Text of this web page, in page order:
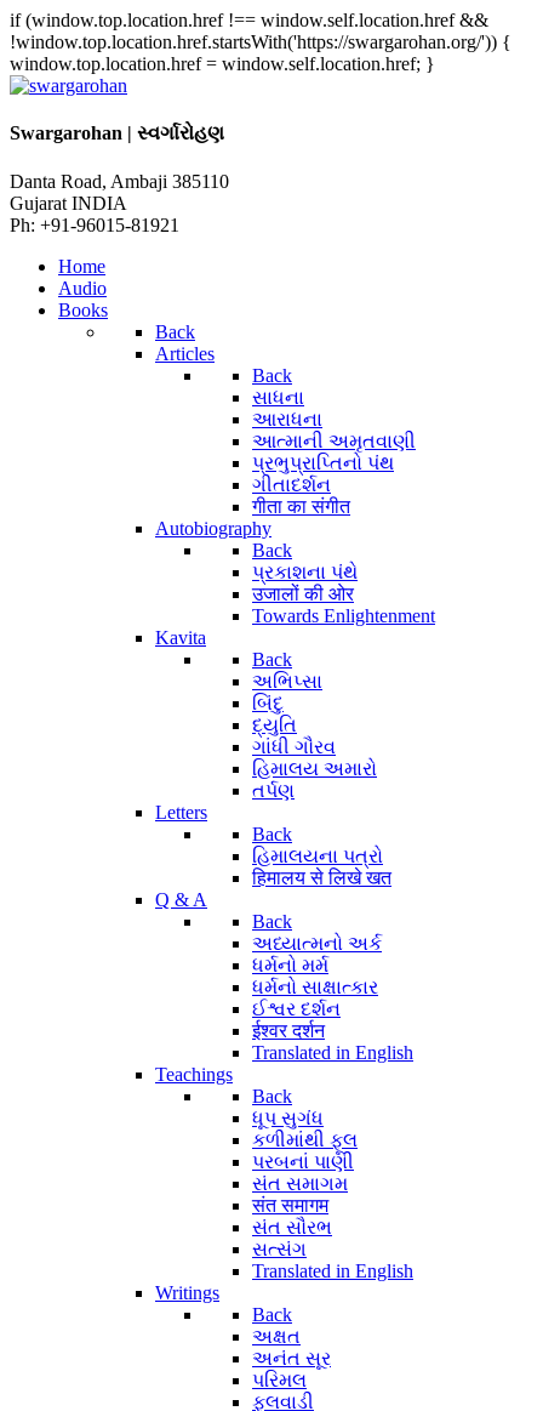
if (window.top.location.href !== window.self.location.href &&
!window.top.location.href.startsWith('https://swargarohan.org/')) {
window.top.location.href = window.self.location.href; }
Swargarohan | સ્વર્ગારોહણ
Danta Road, Ambaji 385110
Gujarat INDIA
Ph: +91-96015-81921
Home
Audio
Books
Back
Articles
Back
સાધના
આરાધના
આત્માની અમૃતવાણી
પ્રભુપ્રાપ્તિનો પંથ
ગીતાદર્શન
गीता का संगीत
Autobiography
Back
પ્રકાશના પંથે
उजालों की ओर
Towards Enlightenment
Kavita
Back
અભિપ્સા
બિંદુ
દ્યુતિ
ગાંધી ગૌરવ
હિમાલય અમારો
તર્પણ
Letters
Back
હિમાલયના પત્રો
हिमालय से लिखे खत
Q & A
Back
અધ્યાત્મનો અર્ક
ધર્મનો મર્મ
ધર્મનો સાક્ષાત્કાર
ઈશ્વર દર્શન
ईश्वर दर्शन
Translated in English
Teachings
Back
ધૂપ સુગંધ
કળીમાંથી ફૂલ
પરબનાં પાણી
સંત સમાગમ
संत समागम
સંત સૌરભ
સત્સંગ
Translated in English
Writings
Back
અક્ષત
અનંત સૂર
પરિમલ
ફૂલવાડી